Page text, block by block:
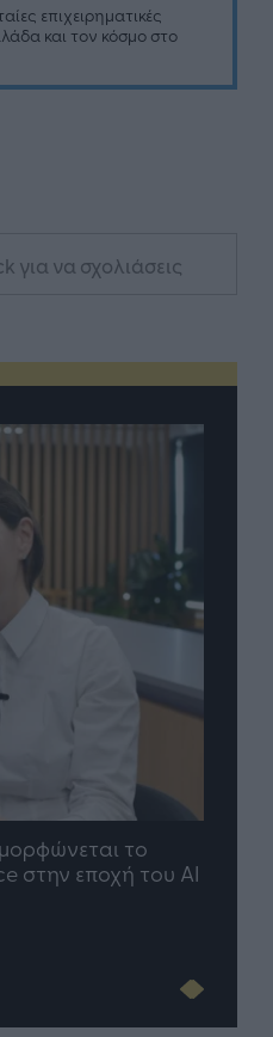
επιχειρηματικές
και τον κόσμο στο
για να σχολιάσεις
το
στην εποχή του AI